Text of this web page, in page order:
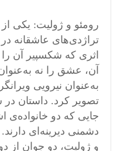
رومئو و ژولیت: یکی از
تراژدی‌های عاشقانه
آن، عشق را نه
به‌عنوان نیرویی
تصویر کرد. داستان در
جایی که دو خانواده‌ی
دشمنی دیرینه‌ای
و ژولیت، دو جوان از